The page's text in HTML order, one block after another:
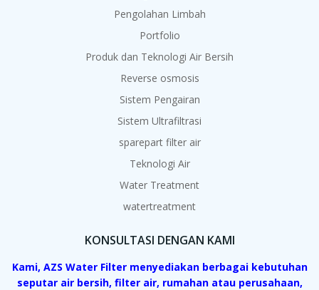
Pengolahan Limbah
Portfolio
Produk dan Teknologi Air Bersih
Reverse osmosis
Sistem Pengairan
Sistem Ultrafiltrasi
sparepart filter air
Teknologi Air
Water Treatment
watertreatment
KONSULTASI DENGAN KAMI
Kami, AZS Water Filter menyediakan berbagai kebutuhan
seputar air bersih, filter air, rumahan atau perusahaan,